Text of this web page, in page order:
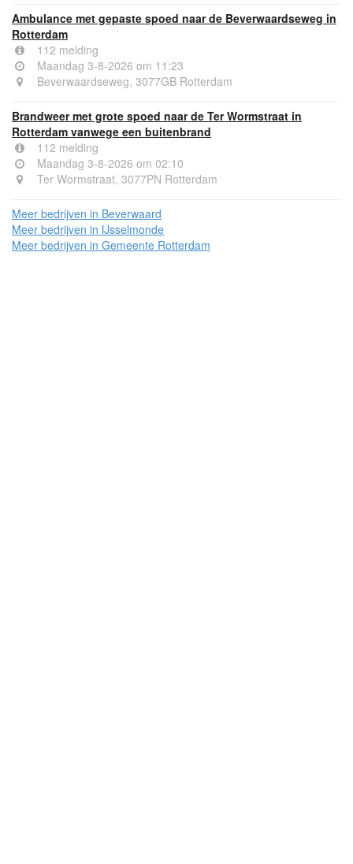
Ambulance met gepaste spoed naar de Beverwaardseweg in
Rotterdam
112 melding
Maandag 3-8-2026 om 11:23
Beverwaardseweg, 3077GB Rotterdam
Brandweer met grote spoed naar de Ter Wormstraat in
Rotterdam vanwege een buitenbrand
112 melding
Maandag 3-8-2026 om 02:10
Ter Wormstraat, 3077PN Rotterdam
Meer bedrijven in Beverwaard
Meer bedrijven in IJsselmonde
Meer bedrijven in Gemeente Rotterdam